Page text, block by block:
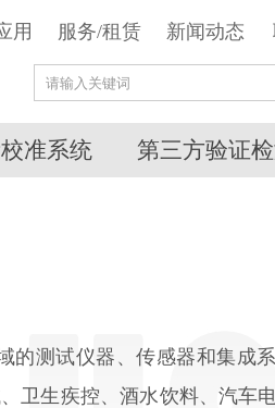
准系统 第三方验证
用 服务/租赁 新闻动态
的测试仪器、传感器和集成
卫生疾控、酒水饮料、汽车